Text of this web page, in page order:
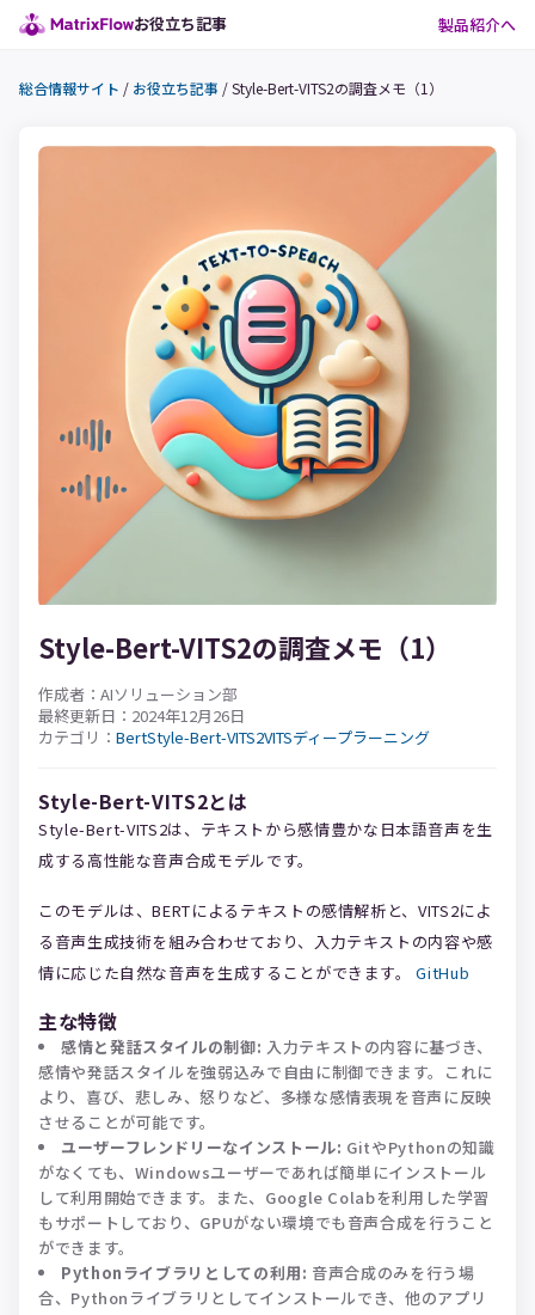
お役立ち記事 製品紹介へ
総合情報サイト / お役立ち記事 /Style-Bert-VITS2の調査メモ（1）
Style-Bert-VITS2の調査メモ（1）
作成者：AIソリューション部
最終更新日：2024年12月26日
カテゴリ： BertStyle-Bert-VITS2VITSディープラーニング
Style-Bert-VITS2とは
Style-Bert-VITS2は、テキストから感情豊かな日本語音声を生
成する高性能な音声合成モデルです。
このモデルは、BERTによるテキストの感情解析と、VITS2によ
る音声生成技術を組み合わせており、入力テキストの内容や感
情に応じた自然な音声を生成することができます。GitHub
主な特徴
感情と発話スタイルの制御: 入力テキストの内容に基づき、
感情や発話スタイルを強弱込みで自由に制御できます。これに
より、喜び、悲しみ、怒りなど、多様な感情表現を音声に反映
させることが可能です。
ユーザーフレンドリーなインストール: GitやPythonの知識
がなくても、Windowsユーザーであれば簡単にインストール
して利用開始できます。また、Google Colabを利用した学習
もサポートしており、GPUがない環境でも音声合成を行うこと
ができます。
Pythonライブラリとしての利用: 音声合成のみを行う場
合、Pythonライブラリとしてインストールでき、他のアプリ